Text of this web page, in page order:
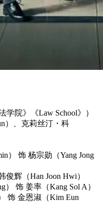
学院》《Law School》）
）、克莉丝汀・科
） 饰 杨宗勋（Yang Jong
辉（Han Joon Hwi）
） 饰 姜率（Kang Sol A）
饰 金恩淑（Kim Eun